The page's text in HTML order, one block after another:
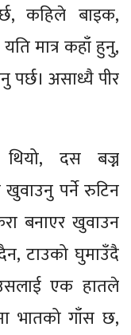
कहिले बाइक,
मात्र कहाँ हुनु,
असाध्यै पीर
दस बज्न
पर्ने रुटिन
बनाएर खुवाउन
टाउको घुमाउँदै
एक हातले
भातको गाँस छ,